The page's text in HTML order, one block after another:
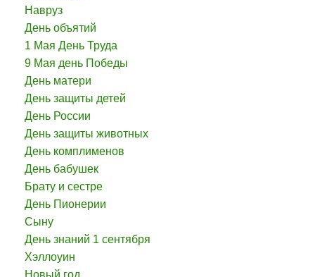
Навруз
День объятий
1 Мая День Труда
9 Мая день Победы
День матери
День защиты детей
День России
День защиты животных
День комплименов
День бабушек
Брату и сестре
День Пионерии
Сыну
День знаний 1 сентября
Хэллоуин
Новый год